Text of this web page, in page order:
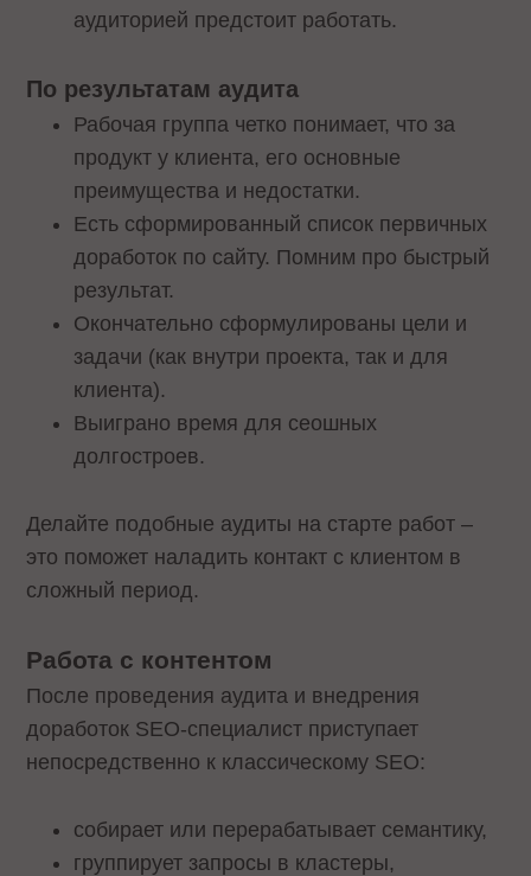
аудиторией предстоит работать.
По результатам аудита
Рабочая группа четко понимает, что за
продукт у клиента, его основные
преимущества и недостатки.
Есть сформированный список первичных
доработок по сайту. Помним про быстрый
результат.
Окончательно сформулированы цели и
задачи (как внутри проекта, так и для
клиента).
Выиграно время для сеошных
долгостроев.
Делайте подобные аудиты на старте работ –
это поможет наладить контакт с клиентом в
сложный период.
Работа с контентом
После проведения аудита и внедрения
доработок SEO-специалист приступает
непосредственно к классическому SEO:
собирает или перерабатывает семантику,
группирует запросы в кластеры,